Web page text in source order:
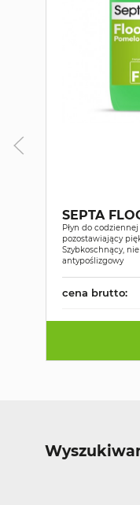
SEPTA
Płyn do
pozostawiający
Szybkoschnący,
antypoślizgowy
cena brutto: